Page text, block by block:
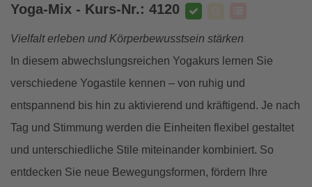
Yoga-Mix - Kurs-Nr.: 4120
Vielfalt erleben und Körperbewusstsein stärken
In diesem abwechslungsreichen Yogakurs lernen Sie
verschiedene Yogastile kennen – von ruhig und
entspannend bis hin zu aktivierend und kräftigend. Je nach
Tag und Stimmung werden die Einheiten flexibel gestaltet
und unterschiedliche Stile miteinander kombiniert. So
entdecken Sie neue Bewegungsformen, fördern Ihre